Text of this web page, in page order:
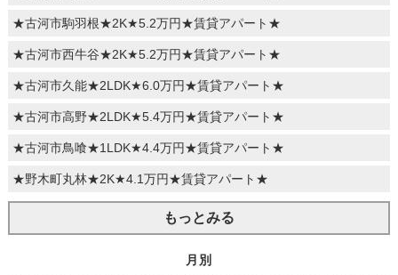
★古河市駒羽根★2K★5.2万円★賃貸アパート★
★古河市西牛谷★2K★5.2万円★賃貸アパート★
★古河市久能★2LDK★6.0万円★賃貸アパート★
★古河市高野★2LDK★5.4万円★賃貸アパート★
★古河市鳥喰★1LDK★4.4万円★賃貸アパート★
★野木町丸林★2K★4.1万円★賃貸アパート★
もっとみる
月別